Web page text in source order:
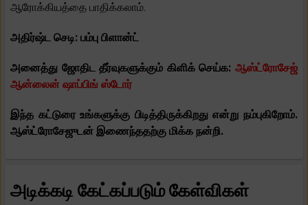
ஆரோக்கியத்தை பாதிக்கலாம்.
அதிர்ஷ்ட செடி: பம்பு பிளான்ட்
அனைத்து ஜோதிட தீர்வுகளுக்கும் கிளிக் செய்க: ஆஸ்ட்ரோசேஜ்
ஆன்லைன் ஷாப்பிங் ஸ்டோர்
இந்த கட்டுரை உங்களுக்கு பிடித்திருக்கிறது என்று நம்புகிறோம்.
ஆஸ்ட்ரோசேஜுடன் இணைந்ததற்கு மிக்க நன்றி.
அடிக்கடி கேட்கப்படும் கேள்விகள்